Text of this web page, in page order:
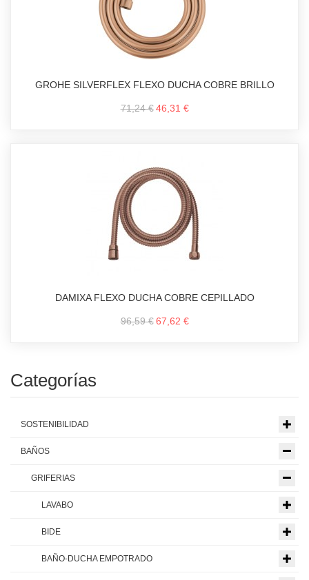
GROHE SILVERFLEX FLEXO DUCHA COBRE BRILLO
71,24 € 46,31 €
DAMIXA FLEXO DUCHA COBRE CEPILLADO
96,59 € 67,62 €
Categorías
SOSTENIBILIDAD
BAÑOS
GRIFERIAS
LAVABO
BIDE
BAÑO-DUCHA EMPOTRADO